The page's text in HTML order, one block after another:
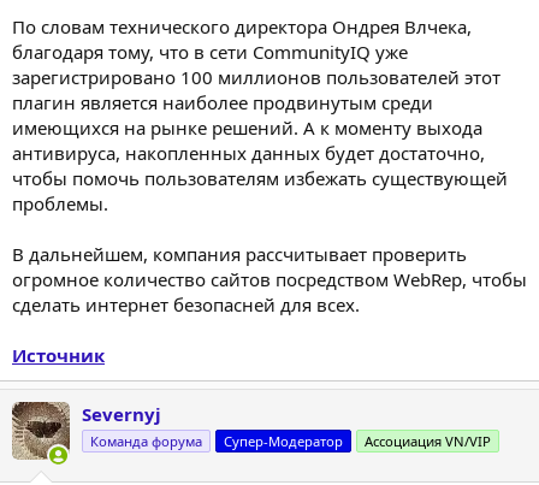
По словам технического директора Ондрея Влчека,
благодаря тому, что в сети CommunityIQ уже
зарегистрировано 100 миллионов пользователей этот
плагин является наиболее продвинутым среди
имеющихся на рынке решений. А к моменту выхода
антивируса, накопленных данных будет достаточно,
чтобы помочь пользователям избежать существующей
проблемы.
В дальнейшем, компания рассчитывает проверить
огромное количество сайтов посредством WebRep, чтобы
сделать интернет безопасней для всех.
Источник
Severnyj
Команда форума Супер-Модератор Ассоциация VN/VIP